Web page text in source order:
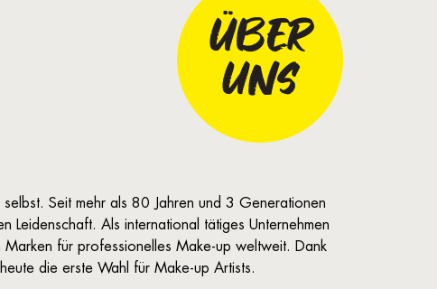
ÜBER
UNS
Seit mehr als 80 Jahren und 3 Generationen
Leidenschaft. Als international tätiges Unternehmen
Marken für professionelles Make-up weltweit. Dank
die erste Wahl für Make-up Artists.